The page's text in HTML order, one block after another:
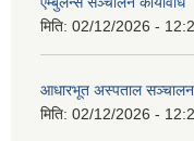
मिति: 02/12/2026 -
आधारभूत अस्पताल सञ्चालन
मिति: 02/12/2026 -